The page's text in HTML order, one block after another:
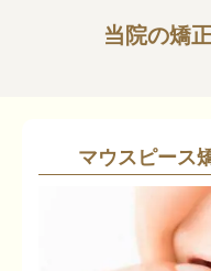
当院の矯
マウスピース